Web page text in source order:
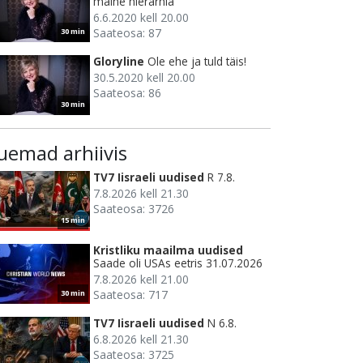
30 min
6.6.2020 kell 20.00
Saateosa: 87
30 min
Gloryline Ole ehe ja tuld täis!
30.5.2020 kell 20.00
Saateosa: 86
arhiivis
15 min
TV7 Iisraeli uudised R 7.8.
7.8.2026 kell 21.30
Saateosa: 3726
30 min
Kristliku maailma uudised
Saade oli USAs eetris 31.07.2026
7.8.2026 kell 21.00
Saateosa: 717
TV7 Iisraeli uudised N 6.8.
6.8.2026 kell 21.30
Saateosa: 3725